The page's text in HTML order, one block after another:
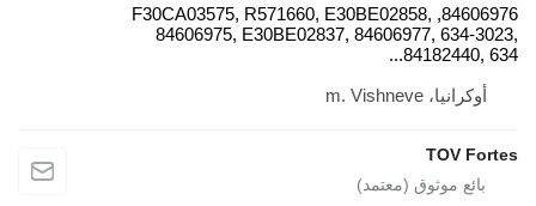
84606976, F30CA03575, R571660,
84606975, E30BE02837,